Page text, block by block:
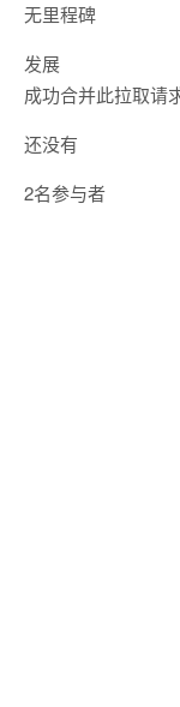
无里程碑
发展
成功合并此拉取请
还没有
2名参与者